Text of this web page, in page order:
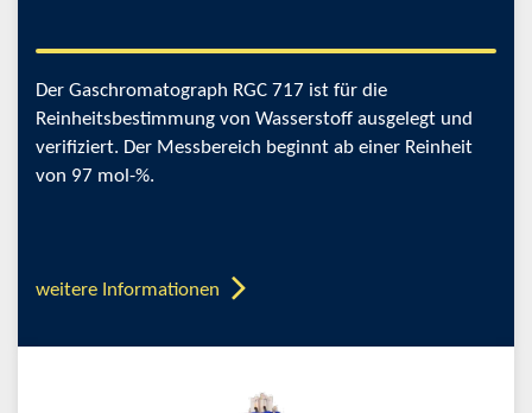
Der Gaschromatograph RGC 717 ist für die
Reinheitsbestimmung von Wasserstoff ausgelegt und
verifiziert. Der Messbereich beginnt ab einer Reinheit
von 97 mol-%.
weitere Informationen